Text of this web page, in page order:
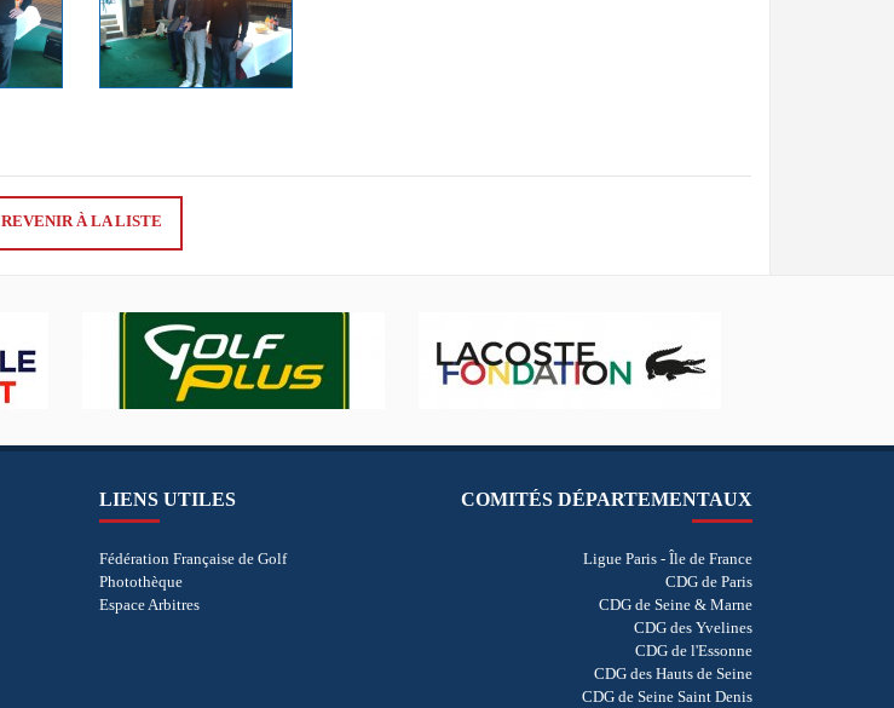
REVENIR À LA LISTE
LIENS UTILES
Fédération Française de Golf
Photothèque
Espace Arbitres
COMITÉS DÉPARTEMENTAUX
Ligue Paris - Île de France
CDG de Paris
CDG de Seine & Marne
CDG des Yvelines
CDG de l'Essonne
CDG des Hauts de Seine
CDG de Seine Saint Denis